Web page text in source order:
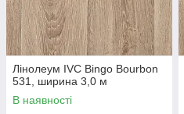
Лінолеум IVC Bingo Bourbon
531, ширина 3,0 м
В наявності